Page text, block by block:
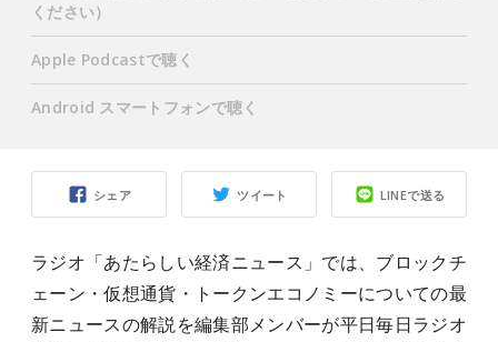
シェア ツイート LINEで送る
ラジオ「あたらしい経済ニュース」では、ブロックチ
ェーン・仮想通貨・トークンエコノミーについての最
新ニュースの解説を編集部メンバーが平日毎日ラジオ
ください）
Apple Podcastで聴く
Android スマートフォンで聴く